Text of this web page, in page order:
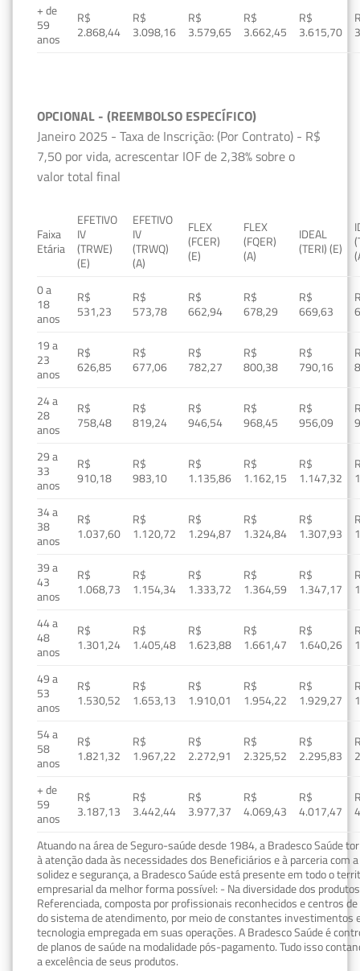
+ de
59
anos
R$
2.868,44
R$
3.098,16
R$
3.579,65
R$
3.662,45
R$
3.615,70
OPCIONAL - (REEMBOLSO ESPECÍFICO)
Janeiro 2025 - Taxa de Inscrição: (Por Contrato) - R$
7,50 por vida, acrescentar IOF de 2,38% sobre o
valor total final
Faixa
Etária
EFETIVO
IV
(TRWE)
(E)
EFETIVO
IV
(TRWQ)
(A)
FLEX
(FCER)
(E)
FLEX
(FQER)
(A)
IDEAL
(TERI) (E)
0 a
18
anos
R$
531,23
R$
573,78
R$
662,94
R$
678,29
R$
669,63
19 a
23
anos
R$
626,85
R$
677,06
R$
782,27
R$
800,38
R$
790,16
24 a
28
anos
R$
758,48
R$
819,24
R$
946,54
R$
968,45
R$
956,09
29 a
33
anos
R$
910,18
R$
983,10
R$
1.135,86
R$
1.162,15
R$
1.147,32
34 a
38
anos
R$
1.037,60
R$
1.120,72
R$
1.294,87
R$
1.324,84
R$
1.307,93
39 a
43
anos
R$
1.068,73
R$
1.154,34
R$
1.333,72
R$
1.364,59
R$
1.347,17
44 a
48
anos
R$
1.301,24
R$
1.405,48
R$
1.623,88
R$
1.661,47
R$
1.640,26
49 a
53
anos
R$
1.530,52
R$
1.653,13
R$
1.910,01
R$
1.954,22
R$
1.929,27
54 a
58
anos
R$
1.821,32
R$
1.967,22
R$
2.272,91
R$
2.325,52
R$
2.295,83
+ de
59
anos
R$
3.187,13
R$
3.442,44
R$
3.977,37
R$
4.069,43
R$
4.017,47
Atuando na área de Seguro-saúde desde 1984, a Bradesco Saúde
à atenção dada às necessidades dos Beneficiários e à parceria com
solidez e segurança, a Bradesco Saúde está presente em todo o
empresarial da melhor forma possível: - Na diversidade dos
Referenciada, composta por profissionais reconhecidos e centros
do sistema de atendimento, por meio de constantes investimentos
tecnologia empregada em suas operações. A Bradesco Saúde é
de planos de saúde na modalidade pós-pagamento. Tudo isso
a excelência de seus produtos.